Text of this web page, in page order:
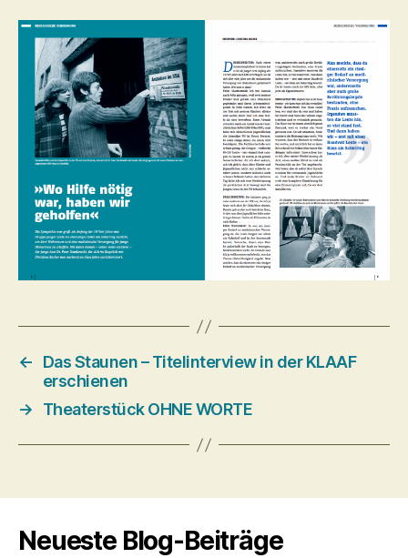
←
Das Staunen – Titelinterview in der KLAAF
erschienen
→
Theaterstück OHNE WORTE
Neueste Blog-Beiträge